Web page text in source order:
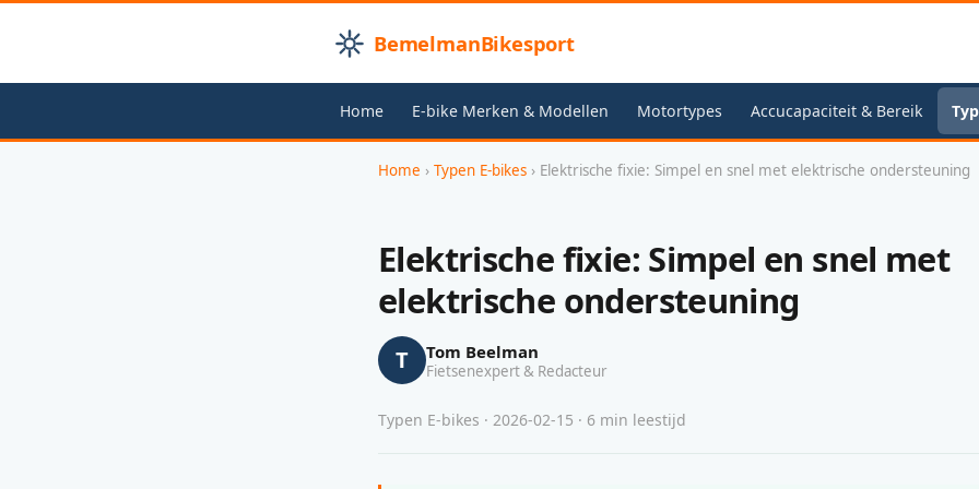
BemelmanBikesport
Home E-bike Merken & Modellen Motortypes Accucapaciteit & Bereik
Home › Typen E-bikes › Elektrische fixie: Simpel en snel met elektrische ondersteuning
Elektrische fixie: Simpel en snel met
elektrische ondersteuning
T Tom Beelman
Fietsenexpert & Redacteur
Typen E-bikes · 2026-02-15 · 6 min leestijd